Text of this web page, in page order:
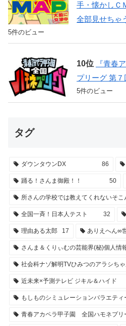
手・懐かしＣ
全部見せちゃ
5件のビュー
『青春
プリーグ 第７
5件のビュー
タグ
ダウンタウンDX 86
踊る！さんま御殿！！ 50
所さんの学校では教えてくれないそこ
全国一斉！日本人テスト 32
理由ある太郎 17 ありえへん∞
さんま＆くりぃむの芸能界(秘)個人情
社会科ナゾ解明TVひみつのアラシちゃ
近未来×予測テレビ ジキル＆ハイド
もしものシミュレーションバラエティ
青春アカペラ甲子園 全国ハモネプリ